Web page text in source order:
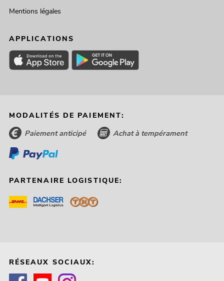
Mentions légales
APPLICATIONS
MODALITÉS DE PAIEMENT:
Paiement anticipé Achat à tempérament
PARTENAIRE LOGISTIQUE:
RÉSEAUX SOCIAUX: